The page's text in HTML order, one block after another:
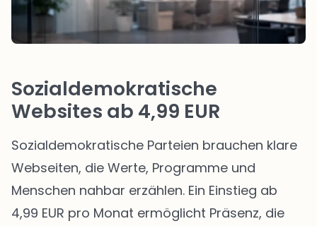
Sozialdemokratische
Websites ab 4,99 EUR
Sozialdemokratische Parteien brauchen klare
Webseiten, die Werte, Programme und
Menschen nahbar erzählen. Ein Einstieg ab
4,99 EUR pro Monat ermöglicht Präsenz, die